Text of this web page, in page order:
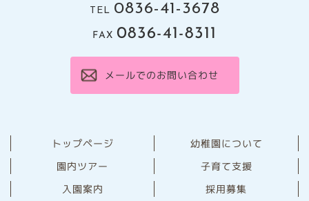
TEL 0836-41-3678
FAX 0836-41-8311
メールでのお問い合わせ
トップページ 幼稚園について
園内ツアー 子育て支援
⼊園案内 採用募集